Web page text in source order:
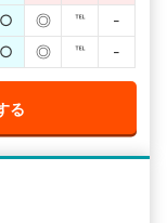
○ ◎ ℡
-
○ ◎ ℡ -
る